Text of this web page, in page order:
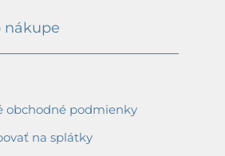
nákupe
obchodné podmienky
na splátky